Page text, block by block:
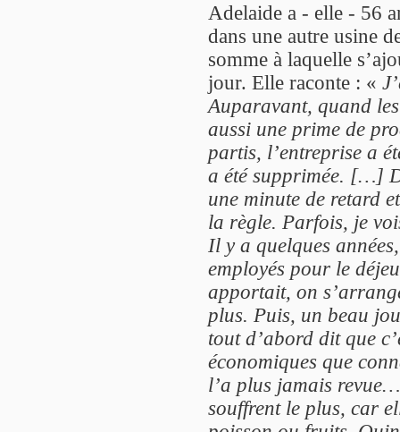
Adelaide a - elle - 56
dans une autre usine
somme à laquelle
jour. Elle raconte : «
Auparavant, quand
aussi une prime de
partis, l’entreprise a
a été supprimée. […]
une minute de retard
la règle. Parfois, je
Il y a quelques
employés pour le
apportait, on
plus. Puis, un beau
tout d’abord dit que
économiques que
l’a plus jamais
souffrent le plus, car